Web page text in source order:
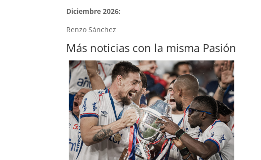
Diciembre 2026:
Renzo Sánchez
Más noticias con la misma Pasión